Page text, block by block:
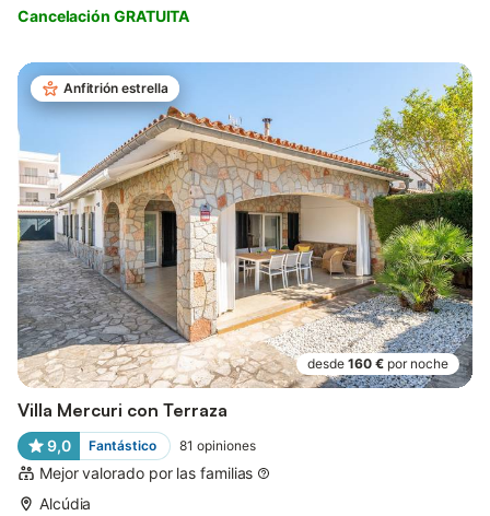
Cancelación GRATUITA
Anfitrión estrella
desde 160 € por noche
Villa Mercuri con Terraza
9,0 Fantástico 81 opiniones
Mejor valorado por las familias
Alcúdia